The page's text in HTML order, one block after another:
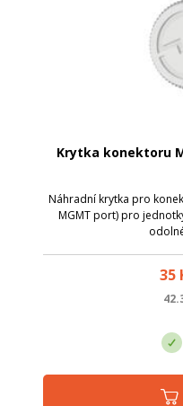
Krytka konektoru
Náhradní krytka pro
MGMT port) pro
35